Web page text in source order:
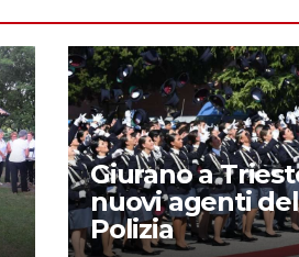
Giurano a
nuovi agenti
Polizia